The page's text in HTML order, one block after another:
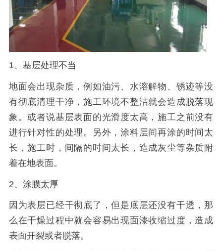
1、基层处理不当
地面会出现杂质，例如油污、水溶解物、锈迹等没
有彻底清理干净，施工环境不整洁就会造成脱落现
象。或者说基层表面的光滑度太高，施工之前没有
进行针对性的处理。另外，涂料层间再涂的时间太
长，施工时，间隔的时间太长，造成灰尘等杂质附
着在地表面。
2、涂膜太厚
因为表层已经干彻底了，但是底层还没有干透，那
么在干燥过程中就会容易出现面漆收缩过度，造成
表面开裂或者脱落。